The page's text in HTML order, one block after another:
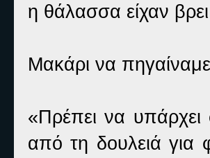
η θάλασσα είχαν
Μακάρι να
«Πρέπει να
από τη δουλειά για